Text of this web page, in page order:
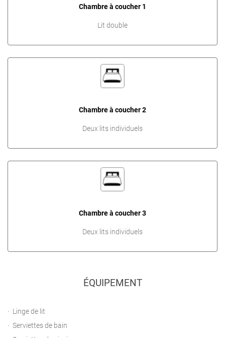
Chambre à coucher 1
Lit double
Chambre à coucher 2
Deux lits individuels
Chambre à coucher 3
Deux lits individuels
ÉQUIPEMENT
Linge de lit
Serviettes de bain